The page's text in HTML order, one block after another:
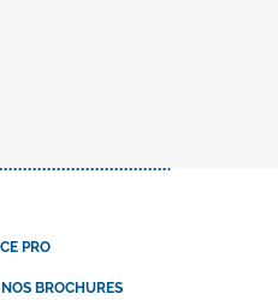
PRO
BROCHURES